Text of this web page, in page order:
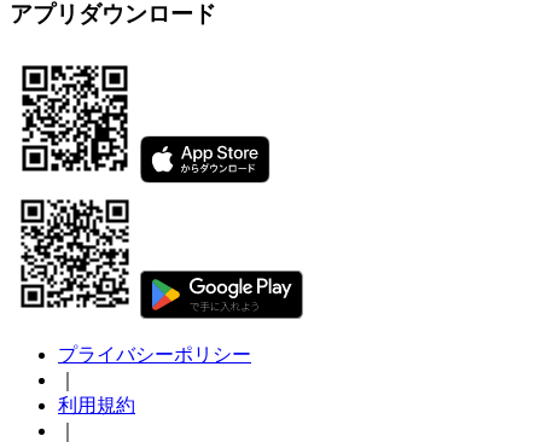
アプリダウンロード
プライバシーポリシー
利用規約